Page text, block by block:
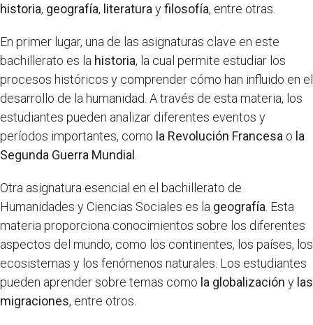
historia, geografía, literatura yfilosofía, entre otras.
En primer lugar, una de las asignaturas clave en este
bachillerato es la historia, la cual permite estudiar los
procesos históricos y comprender cómo han influido en el
desarrollo de la humanidad. A través de esta materia, los
estudiantes pueden analizar diferentes eventos y
períodos importantes, como la Revolución Francesa o la
Segunda Guerra Mundial
Otra asignatura esencial en el bachillerato de
Humanidades y Ciencias Sociales es la geografía . Esta
materia proporciona conocimientos sobre los diferentes
aspectos del mundo, como los continentes, los países, los
ecosistemas y los fenómenos naturales. Los estudiantes
pueden aprender sobre temas como la globalización y las
migraciones, entre otros.